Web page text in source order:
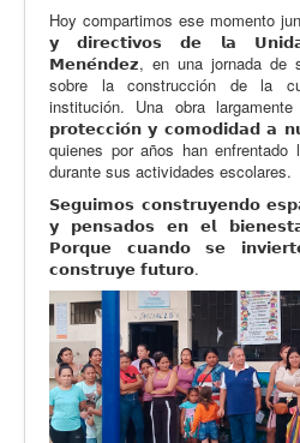
Hoy compartimos ese momento
𝘆 𝗱𝗶𝗿𝗲𝗰𝘁𝗶𝘃𝗼𝘀 𝗱𝗲 𝗹𝗮
𝗠𝗲𝗻𝗲́𝗻𝗱𝗲𝘇, en una jornada de
sobre la construcción de la
institución. Una obra
𝗽𝗿𝗼𝘁𝗲𝗰𝗰𝗶𝗼́𝗻 𝘆 𝗰𝗼𝗺𝗼𝗱𝗶𝗱𝗮𝗱 𝗮
quienes por años han
durante sus actividades escolares.
𝗦𝗲𝗴𝘂𝗶𝗺𝗼𝘀 𝗰𝗼𝗻𝘀𝘁𝗿𝘂𝘆𝗲𝗻𝗱𝗼
𝘆 𝗽𝗲𝗻𝘀𝗮𝗱𝗼𝘀 𝗲𝗻 𝗲𝗹
𝗣𝗼𝗿𝗾𝘂𝗲 𝗰𝘂𝗮𝗻𝗱𝗼 𝘀𝗲
𝗰𝗼𝗻𝘀𝘁𝗿𝘂𝘆𝗲 𝗳𝘂𝘁𝘂𝗿𝗼.